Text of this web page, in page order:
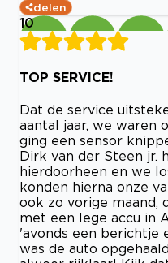
delen
10
TOP SERVICE!
Dat de service
aantal jaar, we waren
ging een sensor
Dirk van der Steen jr.
hierdoorheen en we
konden hierna onze
ook zo vorige maand,
met een lege accu in
'avonds een berichtje
was de auto